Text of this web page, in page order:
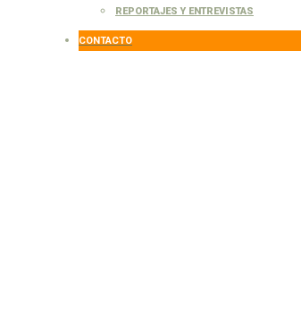
REPORTAJES Y ENTREVISTAS
CONTACTO